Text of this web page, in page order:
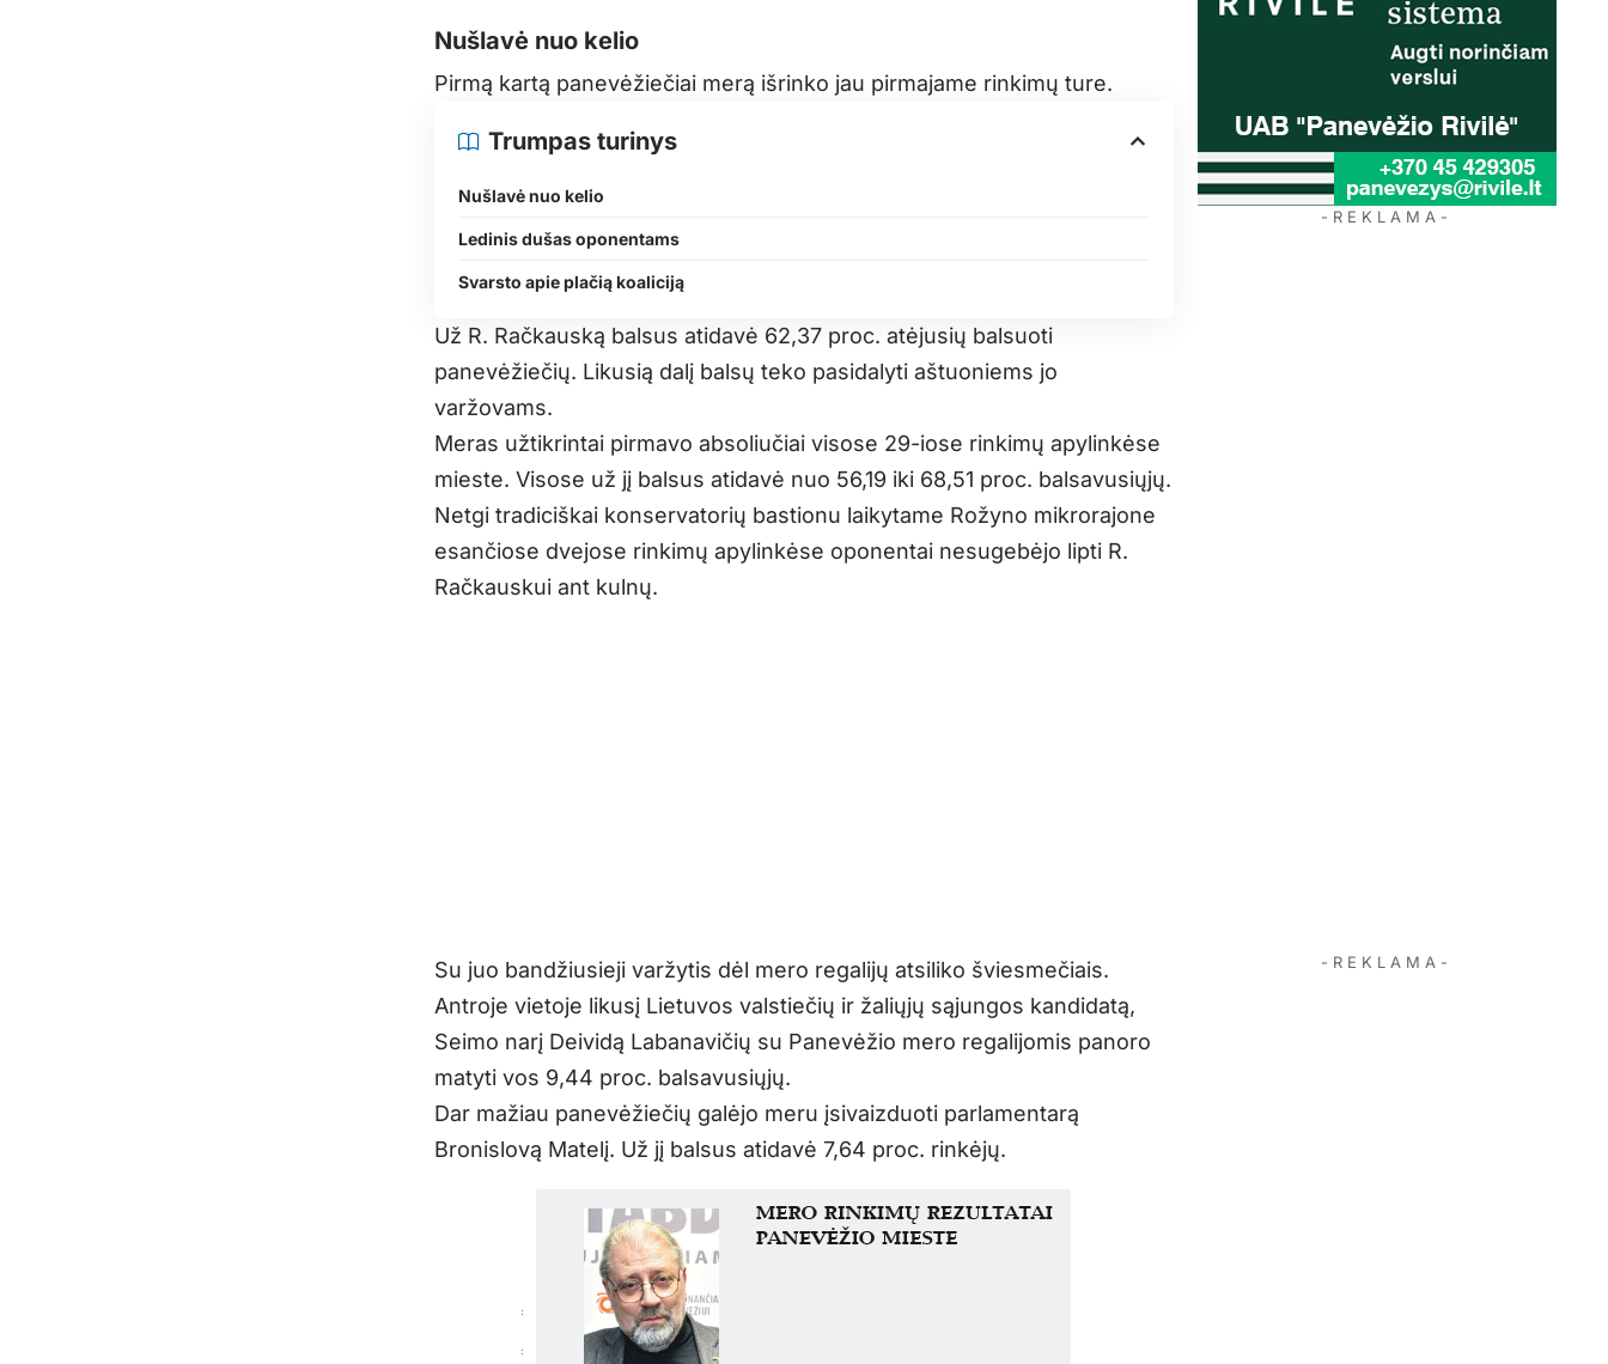
Nušlavė nuo kelio
Pirmą kartą panevėžiečiai merą išrinko jau pirmajame rinkimų ture.
Trumpas turinys
Nušlavė nuo kelio
Ledinis dušas oponentams
Svarsto apie plačią koaliciją
Už R. Račkauską balsus atidavė 62,37 proc. atėjusių balsuoti
panevėžiečių. Likusią dalį balsų teko pasidalyti aštuoniems jo
varžovams.
Meras užtikrintai pirmavo absoliučiai visose 29-iose rinkimų apylinkėse
mieste. Visose už jį balsus atidavė nuo 56,19 iki 68,51 proc. balsavusiųjų.
Netgi tradiciškai konservatorių bastionu laikytame Rožyno mikrorajone
esančiose dvejose rinkimų apylinkėse oponentai nesugebėjo lipti R.
Račkauskui ant kulnų.
Su juo bandžiusieji varžytis dėl mero regalijų atsiliko šviesmečiais.
Antroje vietoje likusį Lietuvos valstiečių ir žaliųjų sąjungos kandidatą,
Seimo narį Deividą Labanavičių su Panevėžio mero regalijomis panoro
matyti vos 9,44 proc. balsavusiųjų.
Dar mažiau panevėžiečių galėjo meru įsivaizduoti parlamentarą
Bronislovą Matelį. Už jį balsus atidavė 7,64 proc. rinkėjų.
- R E K L A M A -
- R E K L A M A -